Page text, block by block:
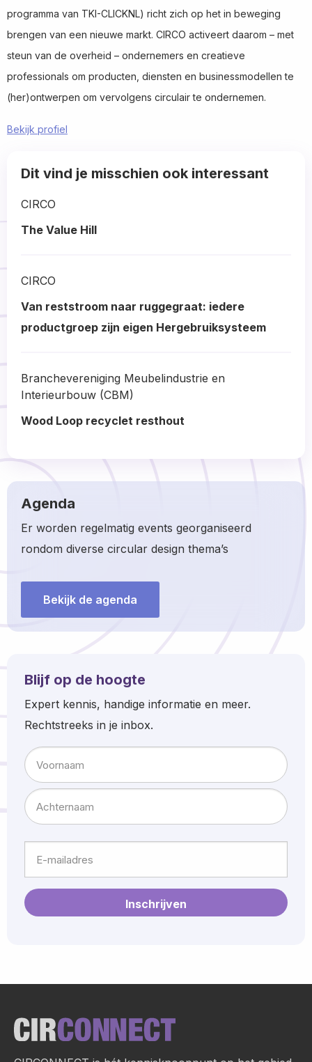
programma van TKI-CLICKNL) richt zich op het in beweging
brengen van een nieuwe markt. CIRCO activeert daarom – met
steun van de overheid – ondernemers en creatieve
professionals om producten, diensten en businessmodellen te
(her)ontwerpen om vervolgens circulair te ondernemen.
Bekijk profiel
more
Dit vind je misschien ook interessant
CIRCO
The Value Hill
more
CIRCO
Van reststroom naar ruggegraat: iedere
productgroep zijn eigen Hergebruiksysteem
more
about
Branchevereniging Meubelindustrie en
Interieurbouw (CBM)
Wood Loop recyclet resthout
more
Agenda
Er worden regelmatig events georganiseerd
rondom diverse circular design thema’s
Bekijk de agenda
Blijf op de hoogte
Expert kennis, handige informatie en meer.
Rechtstreeks in je inbox.
Naam
Voornaam
Site
footer